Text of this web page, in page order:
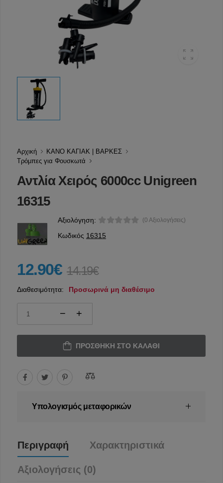
Αρχική
ΚΑΝΟ ΚΑΓΙΑΚ | ΒΑΡΚΕΣ
Τρόμπες για Φουσκωτά
Αντλία Χειρός 6000cc Unigreen
16315
Αξιολόγηση: (0 Αξιολογήσεις)
Κωδικός 16315
12.90€ 14.19€
Διαθεσιμότητα: Προσωρινά μη διαθέσιμο
ΠΡΟΣΘΉΚΗ ΣΤΟ ΚΑΛΆΘΙ
Υπολογισμός μεταφορικών
Περιγραφή Χαρακτηριστικά
Αξιολογήσεις (0)